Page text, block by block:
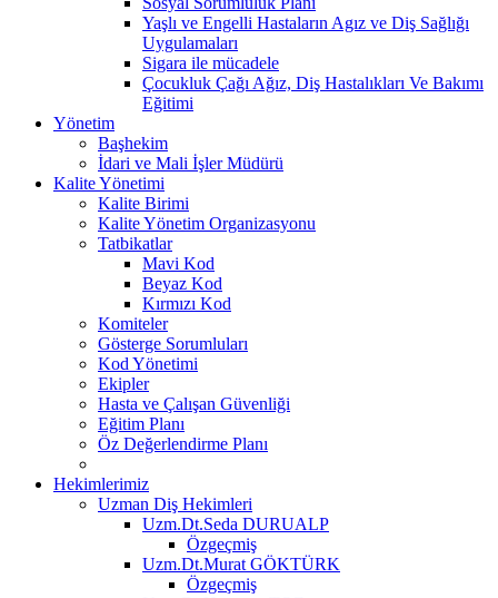
Yaşlı ve Engelli Hastaların Agız ve Diş Sağlığı
Uygulamaları
Sigara ile mücadele
Çocukluk Çağı Ağız, Diş Hastalıkları Ve Bakımı
Eğitimi
Yönetim
Başhekim
İdari ve Mali İşler Müdürü
Kalite Yönetimi
Kalite Birimi
Kalite Yönetim Organizasyonu
Tatbikatlar
Mavi Kod
Beyaz Kod
Kırmızı Kod
Komiteler
Gösterge Sorumluları
Kod Yönetimi
Ekipler
Hasta ve Çalışan Güvenliği
Eğitim Planı
Öz Değerlendirme Planı
Hekimlerimiz
Uzman Diş Hekimleri
Uzm.Dt.Seda DURUALP
Özgeçmiş
Uzm.Dt.Murat GÖKTÜRK
Özgeçmiş